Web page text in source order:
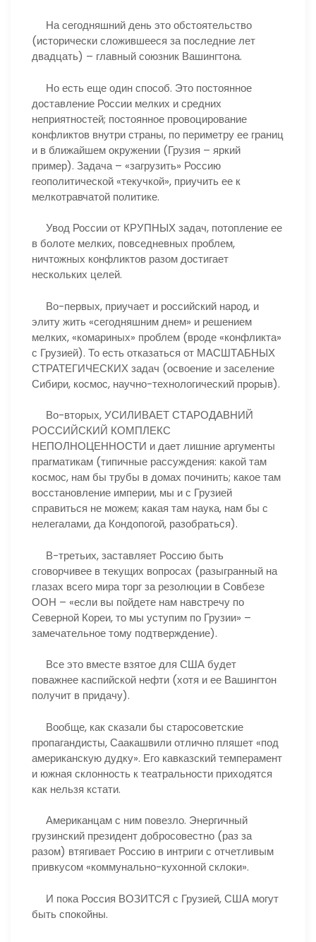
На сегодняшний день это обстоятельство
(исторически сложившееся за последние лет
двадцать) – главный союзник Вашингтона.
Но есть еще один способ. Это постоянное
доставление России мелких и средних
неприятностей; постоянное провоцирование
конфликтов внутри страны, по периметру ее границ
и в ближайшем окружении (Грузия – яркий
пример). Задача – «загрузить» Россию
геополитической «текучкой», приучить ее к
мелкотравчатой политике.
Увод России от КРУПНЫХ задач, потопление ее
в болоте мелких, повседневных проблем,
ничтожных конфликтов разом достигает
нескольких целей.
Во-первых, приучает и российский народ, и
элиту жить «сегодняшним днем» и решением
мелких, «комариных» проблем (вроде «конфликта»
с Грузией). То есть отказаться от МАСШТАБНЫХ
СТРАТЕГИЧЕСКИХ задач (освоение и заселение
Сибири, космос, научно-технологический прорыв).
Во-вторых, УСИЛИВАЕТ СТАРОДАВНИЙ
РОССИЙСКИЙ КОМПЛЕКС
НЕПОЛНОЦЕННОСТИ и дает лишние аргументы
прагматикам (типичные рассуждения: какой там
космос, нам бы трубы в домах починить; какое там
восстановление империи, мы и с Грузией
справиться не можем; какая там наука, нам бы с
нелегалами, да Кондопогой, разобраться).
В-третьих, заставляет Россию быть
сговорчивее в текущих вопросах (разыгранный на
глазах всего мира торг за резолюции в Совбезе
ООН – «если вы пойдете нам навстречу по
Северной Кореи, то мы уступим по Грузии» –
замечательное тому подтверждение).
Все это вместе взятое для США будет
поважнее каспийской нефти (хотя и ее Вашингтон
получит в придачу).
Вообще, как сказали бы старосоветские
пропагандисты, Саакашвили отлично пляшет «под
американскую дудку». Его кавказский темперамент
и южная склонность к театральности приходятся
как нельзя кстати.
Американцам с ним повезло. Энергичный
грузинский президент добросовестно (раз за
разом) втягивает Россию в интриги с отчетливым
привкусом «коммунально-кухонной склоки».
И пока Россия ВОЗИТСЯ с Грузией, США могут
быть спокойны.